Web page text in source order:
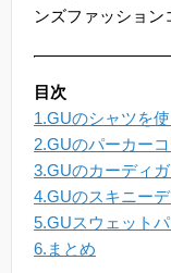
ンズファッション
目次
1.GUのシャツを
2.GUのパーカー
3.GUのカーディ
4.GUのスキニー
5.GUスウェット
6.まとめ